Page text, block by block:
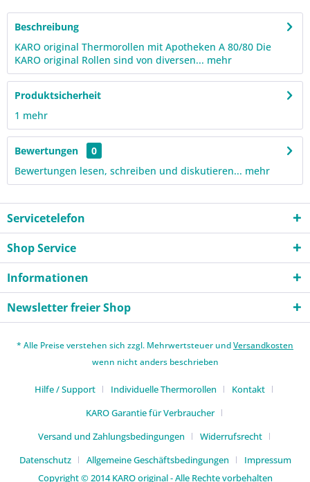
Beschreibung
KARO original Thermorollen mit Apotheken A 80/80 Die
KARO original Rollen sind von diversen... mehr
Produktsicherheit
1 mehr
Bewertungen
0
Bewertungen lesen, schreiben und diskutieren... mehr
Servicetelefon
Shop Service
Informationen
Newsletter freier Shop
* Alle Preise verstehen sich zzgl. Mehrwertsteuer undVersandkosten
wenn nicht anders beschrieben
Hilfe / Support Individuelle Thermorollen
Kontakt
KARO Garantie für Verbraucher
Versand und Zahlungsbedingungen
Widerrufsrecht
Datenschutz
Allgemeine Geschäftsbedingungen
Impressum
Copyright © 2014 KARO original - Alle Rechte vorbehalten